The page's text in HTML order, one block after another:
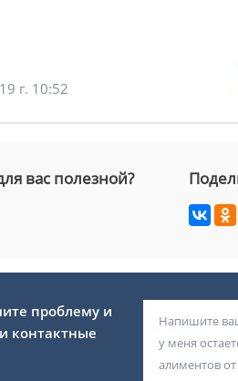
г. 10:52
вас полезной?
проблему и
контактные